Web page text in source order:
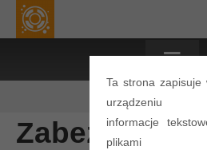
Ta strona zapisuje
urządzeniu
informacje
plikami
≡